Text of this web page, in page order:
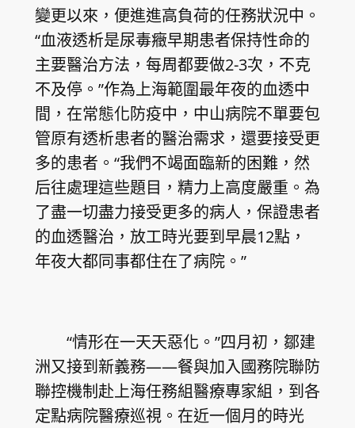
變更以來，便進進高負荷的任務狀況中。
“血液透析是尿毒癥早期患者保持性命的
主要醫治方法，每周都要做2-3次，不克
不及停。”作為上海範圍最年夜的血透中
間，在常態化防疫中，中山病院不單要包
管原有透析患者的醫治需求，還要接受更
多的患者。“我們不竭面臨新的困難，然
后往處理這些題目，精力上高度嚴重。為
了盡一切盡力接受更多的病人，保證患者
的血透醫治，放工時光要到早晨12點，
年夜大都同事都住在了病院。”
“情形在一天天惡化。”四月初，鄒建
洲又接到新義務——餐與加入國務院聯防
聯控機制赴上海任務組醫療專家組，到各
定點病院醫療巡視。在近一個月的時光